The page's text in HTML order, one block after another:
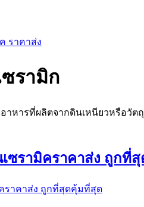
รามิก
าหารที่ผลิตจากดินเหนียวหรือวั
ซรามิคราคาส่ง ถูกที่